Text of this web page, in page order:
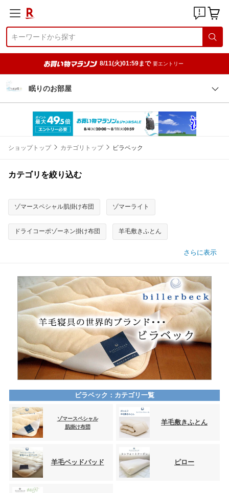
8/11(火)01:59まで 要エントリー
眠りのお部屋
ショップトップ カテゴリトップ ビラベック
カテゴリを絞り込む
ゾマースペシャル肌掛け布団 ゾマーライト
ドライコーポゾーネン掛け布団 羊毛敷きふとん
さらに表示
ビラベック：カテゴリ一覧
ゾマースペシャル
肌掛け布団
羊毛敷きふとん
羊毛ベッドパッド ピロー